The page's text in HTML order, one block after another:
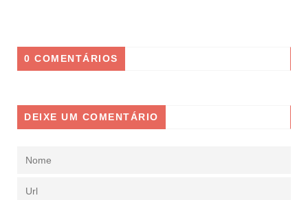
0 COMENTÁRIOS
DEIXE UM COMENTÁRIO